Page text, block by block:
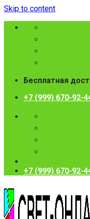
Skip to content
Бесплатная
+7 (999) 670-92-
+7 (999) 670-92-